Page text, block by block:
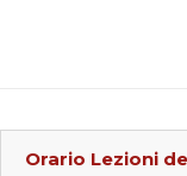
Orario Lezioni